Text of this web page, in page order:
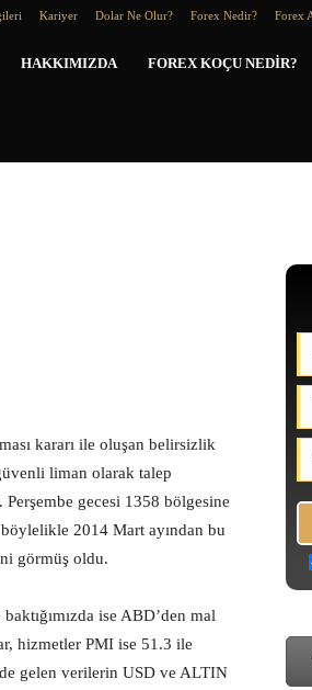
Kariyer Dolar Ne Olur? Forex Nedir? Forex
HAKKIMIZDA FOREX KOÇU NEDIR?
kararı ile oluşan belirsizlik
liman olarak talep
gecesi 1358 bölgesine
2014 Mart ayından bu
görmüş oldu.
ise ABD’den mal
hizmetler PMI ise 51.3 ile
gelen verilerin USD ve ALTIN